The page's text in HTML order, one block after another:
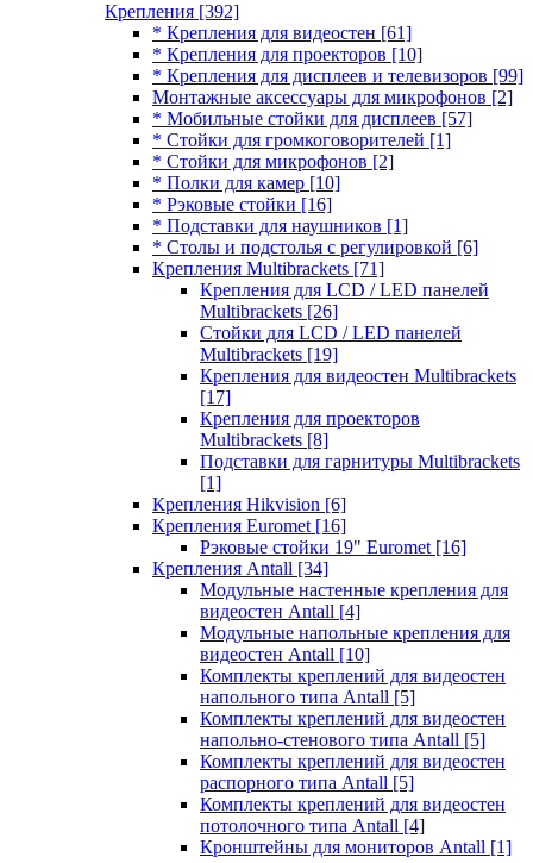
Крепления [392]
* Крепления для видеостен [61]
* Крепления для проекторов [10]
* Крепления для дисплеев и телевизоров [99]
Монтажные аксессуары для микрофонов [2]
* Мобильные стойки для дисплеев [57]
* Стойки для громкоговорителей [1]
* Стойки для микрофонов [2]
* Полки для камер [10]
* Рэковые стойки [16]
* Подставки для наушников [1]
* Столы и подстолья с регулировкой [6]
Крепления Multibrackets [71]
Крепления для LCD / LED панелей
Multibrackets [26]
Стойки для LCD / LED панелей
Multibrackets [19]
Крепления для видеостен Multibrackets
[17]
Крепления для проекторов
Multibrackets [8]
Подставки для гарнитуры Multibrackets
[1]
Крепления Hikvision [6]
Крепления Euromet [16]
Рэковые стойки 19" Euromet [16]
Крепления Antall [34]
Модульные настенные крепления для
видеостен Antall [4]
Модульные напольные крепления для
видеостен Antall [10]
Комплекты креплений для видеостен
напольного типа Antall [5]
Комплекты креплений для видеостен
напольно-стенового типа Antall [5]
Комплекты креплений для видеостен
распорного типа Antall [5]
Комплекты креплений для видеостен
потолочного типа Antall [4]
Кронштейны для мониторов Antall [1]